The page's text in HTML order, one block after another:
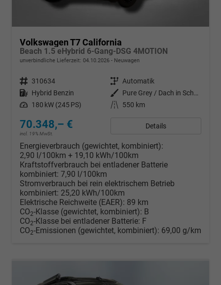
Volkswagen T7 California
Beach 1.5 eHybrid 6-Gang-DSG 4MOTION
unverbindliche Lieferzeit: 04.10.2026 Neuwagen
Fahrzeugnr. 310634 Getriebe Automatik
Kraftstoff Hybrid Benzin Außenfarbe
Pure Grey / Dach in Schwarz
Leistung 180 kW (245 PS) Kilometerstand 550 km
70.348,– €
incl. 19% MwSt.
Details
Energieverbrauch (gewichtet, kombiniert):
2,90 l/100km + 19,10 kWh/100km
Kraftstoffverbrauch bei entladener Batterie
kombiniert: 7,90 l/100km
Stromverbrauch bei rein elektrischem Betrieb
kombiniert: 25,20 kWh/100km
Elektrische Reichweite (EAER): 89 km
CO2-Klasse (gewichtet, kombiniert): B
CO2-Klasse bei entladener Batterie: F
CO2-Emissionen (gewichtet, kombiniert): 69,00 g/km